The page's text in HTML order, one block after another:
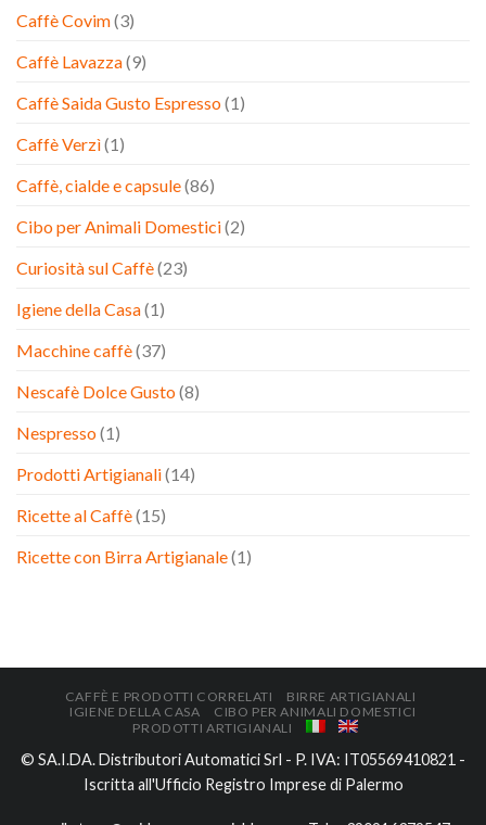
Caffè Covim(3)
Caffè Lavazza(9)
Caffè Saida Gusto Espresso(1)
Caffè Verzì(1)
Caffè, cialde e capsule(86)
Cibo per Animali Domestici(2)
Curiosità sul Caffè(23)
Igiene della Casa(1)
Macchine caffè(37)
Nescafè Dolce Gusto(8)
Nespresso(1)
Prodotti Artigianali(14)
Ricette al Caffè(15)
Ricette con Birra Artigianale(1)
CAFFÈ E PRODOTTI CORRELATI
BIRRE ARTIGIANALI
IGIENE DELLA CASA
CIBO PER ANIMALI DOMESTICI
PRODOTTI ARTIGIANALI
© SA.I.DA. Distributori Automatici Srl - P. IVA: IT05569410821 -
Iscritta all'Ufficio Registro Imprese di Palermo